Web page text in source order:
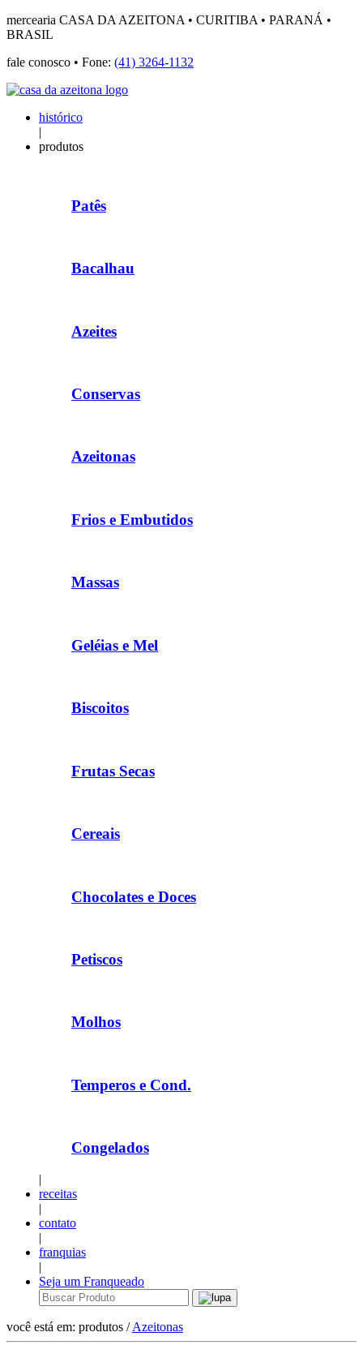
mercearia CASA DA AZEITONA • CURITIBA • PARANÁ •
BRASIL
fale conosco • Fone: (41) 3264-1132
histórico
|
produtos
Patês
Bacalhau
Azeites
Conservas
Azeitonas
Frios e Embutidos
Massas
Geléias e Mel
Biscoitos
Frutas Secas
Cereais
Chocolates e Doces
Petiscos
Molhos
Temperos e Cond.
Congelados
|
receitas
|
contato
|
franquias
|
Seja um Franqueado
você está em: produtos /Azeitonas